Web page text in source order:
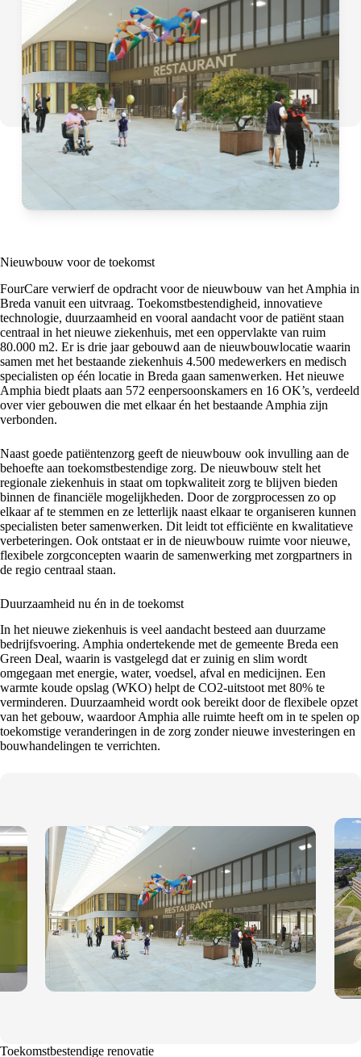
Nieuwbouw voor de toekomst
FourCare verwierf de opdracht voor de nieuwbouw van het Amphia in
Breda vanuit een uitvraag. Toekomstbestendigheid, innovatieve
technologie, duurzaamheid en vooral aandacht voor de patiënt staan
centraal in het nieuwe ziekenhuis, met een oppervlakte van ruim
80.000 m2. Er is drie jaar gebouwd aan de nieuwbouwlocatie waarin
samen met het bestaande ziekenhuis 4.500 medewerkers en medisch
specialisten op één locatie in Breda gaan samenwerken. Het nieuwe
Amphia biedt plaats aan 572 eenpersoonskamers en 16 OK’s, verdeeld
over vier gebouwen die met elkaar én het bestaande Amphia zijn
verbonden.
Naast goede patiëntenzorg geeft de nieuwbouw ook invulling aan de
behoefte aan toekomstbestendige zorg. De nieuwbouw stelt het
regionale ziekenhuis in staat om topkwaliteit zorg te blijven bieden
binnen de financiële mogelijkheden. Door de zorgprocessen zo op
elkaar af te stemmen en ze letterlijk naast elkaar te organiseren kunnen
specialisten beter samenwerken. Dit leidt tot efficiënte en kwalitatieve
verbeteringen. Ook ontstaat er in de nieuwbouw ruimte voor nieuwe,
flexibele zorgconcepten waarin de samenwerking met zorgpartners in
de regio centraal staan.
Duurzaamheid nu én in de toekomst
In het nieuwe ziekenhuis is veel aandacht besteed aan duurzame
bedrijfsvoering. Amphia ondertekende met de gemeente Breda een
Green Deal, waarin is vastgelegd dat er zuinig en slim wordt
omgegaan met energie, water, voedsel, afval en medicijnen. Een
warmte koude opslag (WKO) helpt de CO2-uitstoot met 80% te
verminderen. Duurzaamheid wordt ook bereikt door de flexibele opzet
van het gebouw, waardoor Amphia alle ruimte heeft om in te spelen op
toekomstige veranderingen in de zorg zonder nieuwe investeringen en
bouwhandelingen te verrichten.
Toekomstbestendige renovatie